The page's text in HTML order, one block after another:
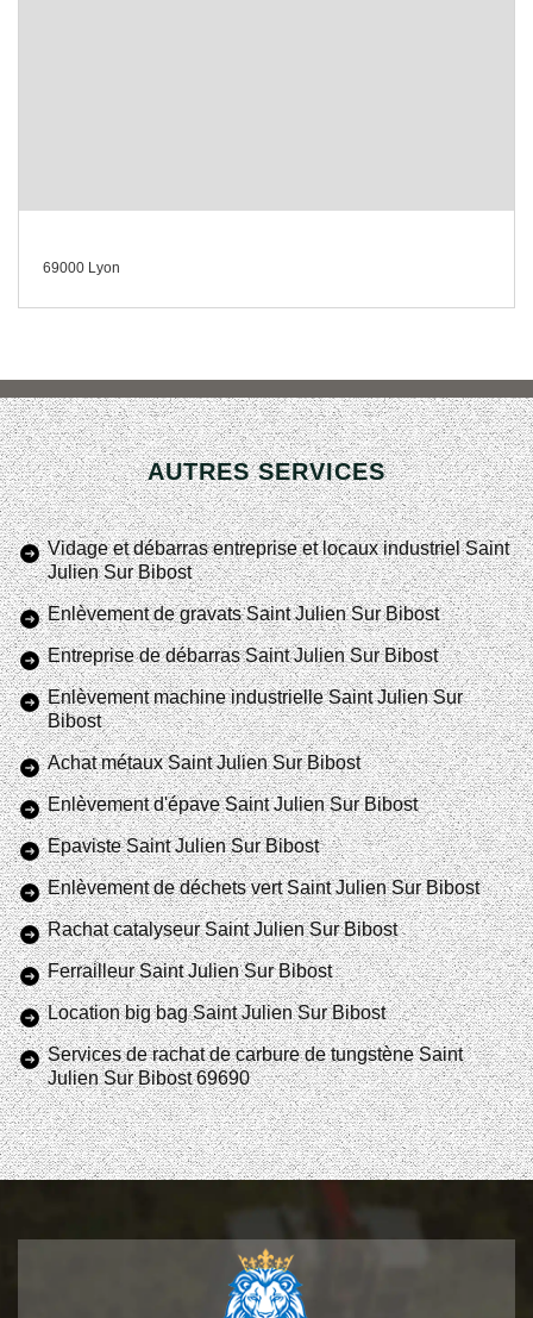
69000 Lyon
AUTRES SERVICES
Vidage et débarras entreprise et locaux industriel Saint
Julien Sur Bibost
Enlèvement de gravats Saint Julien Sur Bibost
Entreprise de débarras Saint Julien Sur Bibost
Enlèvement machine industrielle Saint Julien Sur
Bibost
Achat métaux Saint Julien Sur Bibost
Enlèvement d'épave Saint Julien Sur Bibost
Epaviste Saint Julien Sur Bibost
Enlèvement de déchets vert Saint Julien Sur Bibost
Rachat catalyseur Saint Julien Sur Bibost
Ferrailleur Saint Julien Sur Bibost
Location big bag Saint Julien Sur Bibost
Services de rachat de carbure de tungstène Saint
Julien Sur Bibost 69690